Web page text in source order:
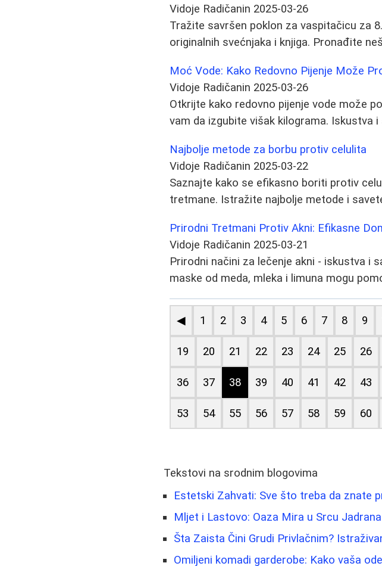
Vidoje Radičanin 2025-03-26
Tražite savršen poklon za vaspitačicu za
originalnih svećnjaka i knjiga. Pronađite
Moć Vode: Kako Redovno Pijenje Može
Vidoje Radičanin 2025-03-26
Otkrijte kako redovno pijenje vode može
vam da izgubite višak kilograma. Iskustva i
Najbolje metode za borbu protiv celulita
Vidoje Radičanin 2025-03-22
Saznajte kako se efikasno boriti protiv
tretmane. Istražite najbolje metode i
Prirodni Tretmani Protiv Akni: Efikasne
Vidoje Radičanin 2025-03-21
Prirodni načini za lečenje akni - iskustva i
maske od meda, mleka i limuna mogu
◀ 1 2 3 4 5 6 7 8 9
19 20 21 22 23 24 25 26
36 37 38 39 40 41 42 43
53 54 55 56 57 58 59 60
Tekstovi na srodnim blogovima
Estetski Zahvati: Sve što treba da znate
Mljet i Lastovo: Oaza Mira u Srcu Jadrana
Šta Zaista Čini Grudi Privlačnim?
Omiljeni komadi garderobe: Kako vaša